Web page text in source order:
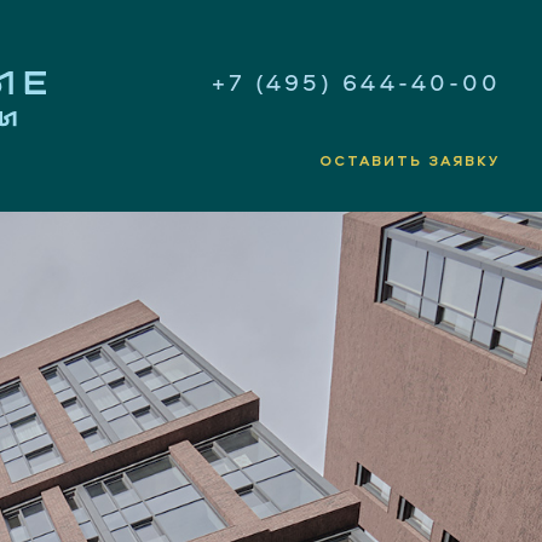
+7 (495) 644-40-00
ОСТАВИТЬ ЗАЯВКУ